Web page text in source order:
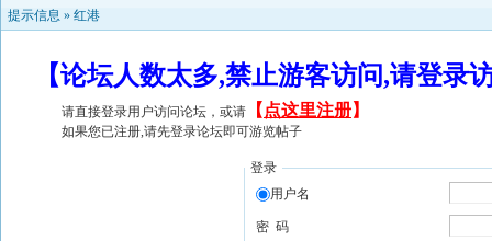
提示信息 » 红港
【论坛人数太多,禁止游客访问,请登
请直接登录用户访问论坛，或请 【 点这里注册】
如果您已注册,请先登录论坛即可游览帖子
登录
用户名
密 码